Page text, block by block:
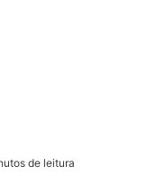
de leitura